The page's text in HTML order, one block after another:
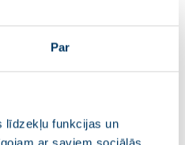
Par
līdzekļu funkcijas un
finanšu līdzekļus